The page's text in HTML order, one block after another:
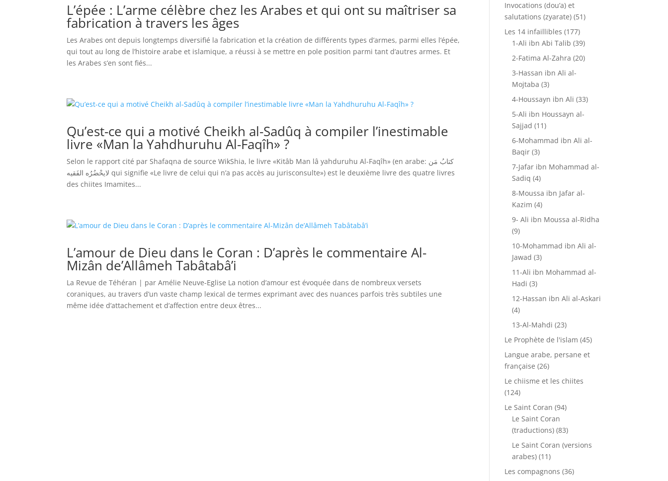
L’épée : L’arme célèbre chez les Arabes et qui ont su maîtriser sa
fabrication à travers les âges
Les Arabes ont depuis longtemps diversifié la fabrication et la création de différents types d’armes, parmi elles l’épée,
qui tout au long de l’histoire arabe et islamique, a réussi à se mettre en pole position parmi tant d’autres armes. Et
les Arabes s’en sont fiés...
Qu’est-ce qui a motivé Cheikh al-Sadûq à compiler l’inestimable
livre «Man la Yahdhuruhu Al-Faqîh» ?
Selon le rapport cité par Shafaqna de source WikShia, le livre «Kitâb Man lâ yahduruhu Al-Faqîh» (en arabe: کتابُ مَن
لایحْضُرُه الفَقیه qui signifie «Le livre de celui qui n’a pas accès au jurisconsulte») est le deuxième livre des quatre livres
des chiites Imamites...
L’amour de Dieu dans le Coran : D’après le commentaire Al-
Mizân de’Allâmeh Tabâtabâ’i
La Revue de Téhéran | par Amélie Neuve-Eglise La notion d’amour est évoquée dans de nombreux versets
coraniques, au travers d’un vaste champ lexical de termes exprimant avec des nuances parfois très subtiles une
même idée d’attachement et d’affection entre deux êtres...
Invocations (dou’a) et
salutations (zyarate) (51)
Les 14 infaillibles (177)
1-Ali ibn Abi Talib (39)
2-Fatima Al-Zahra (20)
3-Hassan ibn Ali al-
Mojtaba (3)
4-Houssayn ibn Ali (33)
5-Ali ibn Houssayn al-
Sajjad (11)
6-Mohammad ibn Ali al-
Baqir (3)
7-Jafar ibn Mohammad al-
Sadiq (4)
8-Moussa ibn Jafar al-
Kazim (4)
9- Ali ibn Moussa al-Ridha
(9)
10-Mohammad ibn Ali al-
Jawad (3)
11-Ali ibn Mohammad al-
Hadi (3)
12-Hassan ibn Ali al-Askari
(4)
13-Al-Mahdi (23)
Le Prophète de l'islam (45)
Langue arabe, persane et
française (26)
Le chiisme et les chiites
(124)
Le Saint Coran (94)
Le Saint Coran
(traductions) (83)
Le Saint Coran (versions
arabes) (11)
Les compagnons (36)